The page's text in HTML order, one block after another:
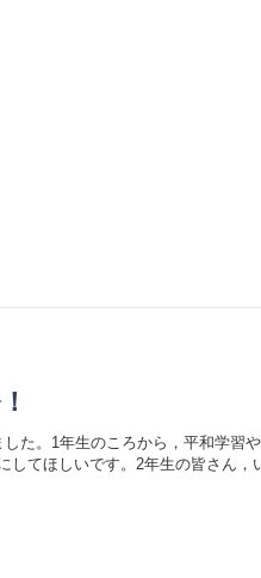
た。1年生のころから，平和学習や
てほしいです。2年生の皆さん，